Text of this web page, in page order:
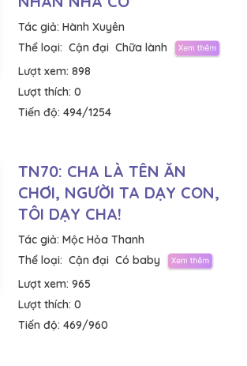
Tác giả: Hành Xuyên
Thể loại: Cận đại Chữa lành
Lượt xem: 898
Lượt thích: 0
Tiến độ: 494/1254
TN70: CHA LÀ TÊN ĂN
CHƠI, NGƯỜI TA DẠY CON,
TÔI DẠY CHA!
Tác giả: Mộc Hỏa Thanh
Thể loại: Cận đại Có baby
Lượt xem: 965
Lượt thích: 0
Tiến độ: 469/960